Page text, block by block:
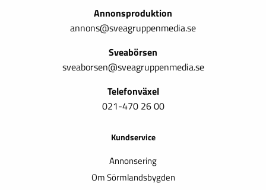
Annonsproduktion
annons@sveagruppenmedia.se
Sveabörsen
sveaborsen@sveagruppenmedia.se
Telefonväxel
021-470 26 00
Kundservice
Annonsering
Om Sörmlandsbygden